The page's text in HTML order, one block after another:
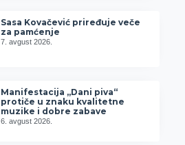
Sasa Kovačević priređuje veče
za pamćenje
7. avgust 2026.
Manifestacija „Dani piva“
protiče u znaku kvalitetne
muzike i dobre zabave
6. avgust 2026.